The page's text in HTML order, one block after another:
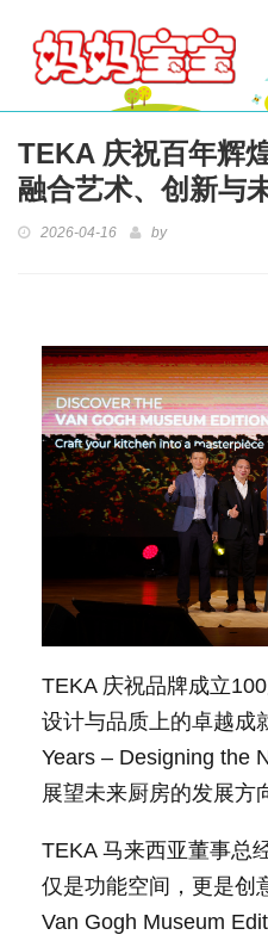
TEKA 庆祝百年辉
融合艺术、创新与
2026-04-16 by
TEKA 庆祝品牌成立
设计与品质上的卓越成
Years – Designing the
展望未来厨房的发展方
TEKA 马来西亚董事总
仅是功能空间，更是创
Van Gogh Museum